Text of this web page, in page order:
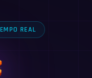
REAL